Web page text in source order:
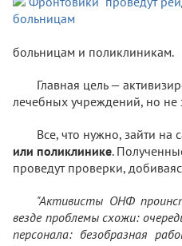
больницам и поликлиникам.
Главная цель —
лечебных учреждений, но не
Все, что нужно, зайти на
или поликлинике.
проведут проверки,
"Активисты ОНФ
везде проблемы схожи:
персонала: безобразная